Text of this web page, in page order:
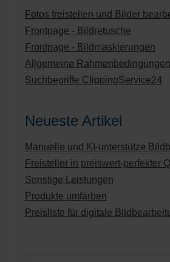
Fotos freistellen und Bilder
Frontpage - Bildretusche
Frontpage - Bildmaskierungen
Allgemeine Rahmenbedingungen
Suchbegriffe ClippingService24
Neueste Artikel
Manuelle und KI-unterstütze
Freisteller in preiswert-perfekter
Sonstige Leistungen
Produkte umfärben
Preisliste für digitale